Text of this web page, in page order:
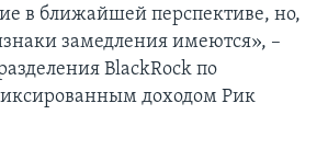
в ближайшей перспективе, но,
замедления имеются», –
BlackRock по
доходом Рик